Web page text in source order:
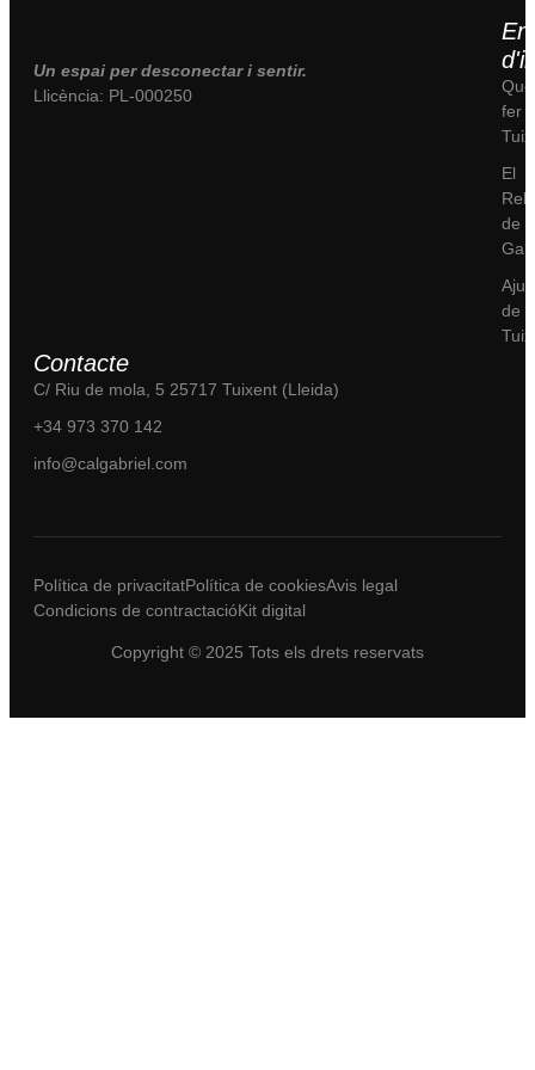
Un espai per desconectar i sentir.
Llicència: PL-000250
Què
fer a
El
de
de
Contacte
C/ Riu de mola, 5 25717 Tuixent (Lleida)
+34 973 370 142
info@calgabriel.com
Política de privacitatPolítica de cookiesAvis legal
Condicions de contractacióKit digital
Copyright © 2025 Tots els drets reservats